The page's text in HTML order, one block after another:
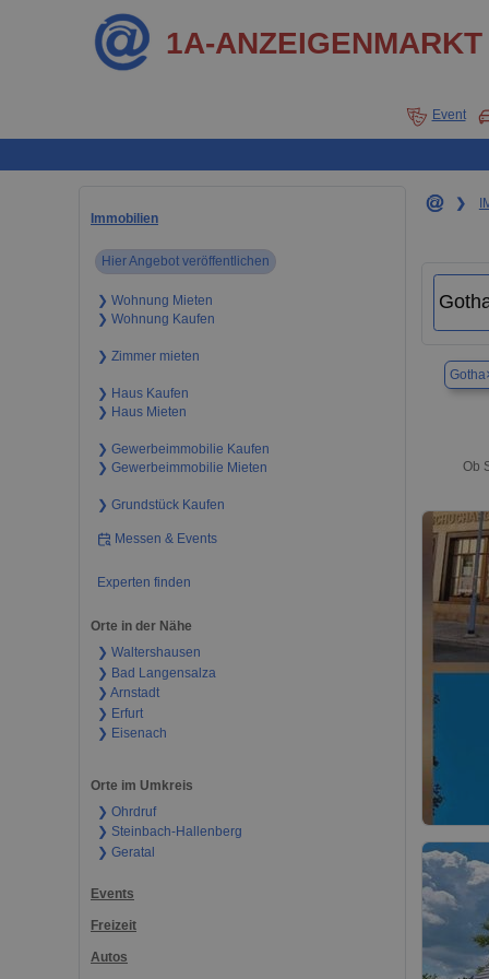
1A-ANZEIGENMARKT
Event
Immobilien
Hier Angebot veröffentlichen
❯ Wohnung Mieten
❯ Wohnung Kaufen
❯ Zimmer mieten
❯ Haus Kaufen
❯ Haus Mieten
❯ Gewerbeimmobilie Kaufen
❯ Gewerbeimmobilie Mieten
❯ Grundstück Kaufen
Messen & Events
Experten finden
Orte in der Nähe
❯ Waltershausen
❯ Bad Langensalza
❯ Arnstadt
❯ Erfurt
❯ Eisenach
Orte im Umkreis
❯ Ohrdruf
❯ Steinbach-Hallenberg
❯ Geratal
Events
Freizeit
Autos
❯
Gotha
Ob